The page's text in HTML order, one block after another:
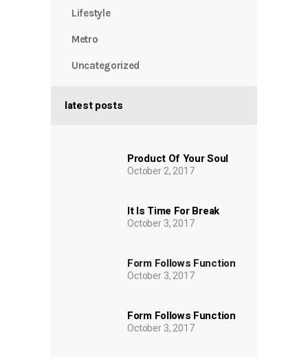
Lifestyle
Metro
Uncategorized
latest posts
Product Of Your Soul
October 2, 2017
It Is Time For Break
October 3, 2017
Form Follows Function
October 3, 2017
Form Follows Function
October 3, 2017